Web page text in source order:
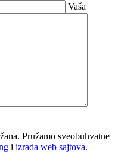
Vaša
Pružamo sveobuhvatne
i izrada web sajtova.